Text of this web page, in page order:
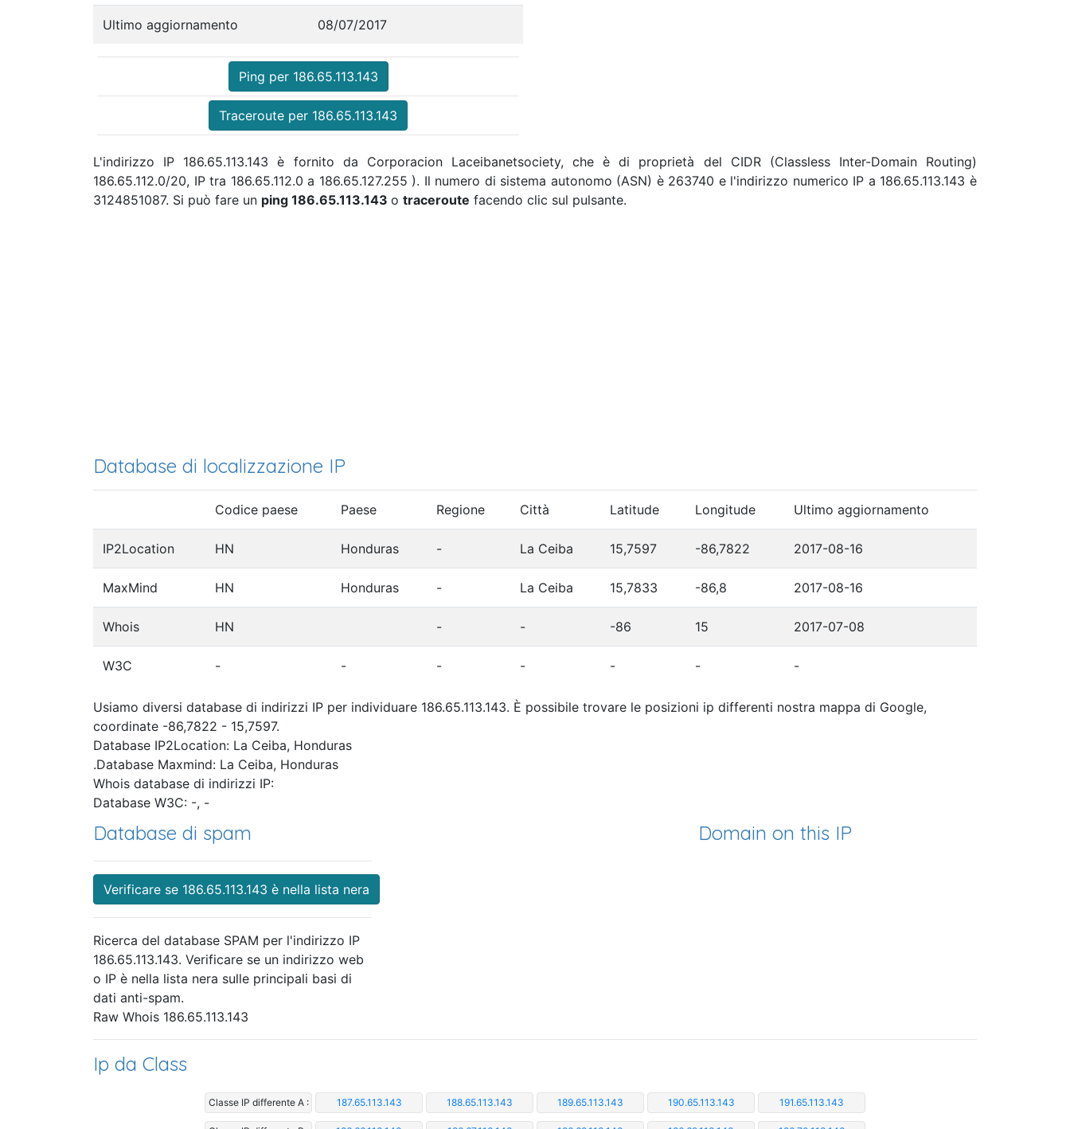
Ultimo aggiornamento 08/07/2017
Ping per 186.65.113.143
Traceroute per 186.65.113.143
L'indirizzo IP 186.65.113.143 è fornito da Corporacion Laceibanetsociety, che è di proprietà del CIDR (Classless Inter-Domain Routing)
186.65.112.0/20, IP tra 186.65.112.0 a 186.65.127.255 ). Il numero di sistema autonomo (ASN) è 263740 e l'indirizzo numerico IP a 186.65.113.143 è
3124851087. Si può fare un ping 186.65.113.143 o traceroute facendo clic sul pulsante.
Database di localizzazione IP
Codice paese Paese Regione Città Latitude Longitude Ultimo aggiornamento
IP2Location HN Honduras - La Ceiba 15,7597 -86,7822 2017-08-16
MaxMind HN Honduras - La Ceiba 15,7833 -86,8 2017-08-16
Whois HN - - -86 15 2017-07-08
W3C - - - - - - -
Usiamo diversi database di indirizzi IP per individuare 186.65.113.143. È possibile trovare le posizioni ip differenti nostra mappa di Google,
coordinate -86,7822 - 15,7597.
Database IP2Location: La Ceiba, Honduras
.Database Maxmind: La Ceiba, Honduras
Whois database di indirizzi IP:
Database W3C: -, -
Database di spam
Verificare se 186.65.113.143 è nella lista nera
Ricerca del database SPAM per l'indirizzo IP
186.65.113.143. Verificare se un indirizzo web
o IP è nella lista nera sulle principali basi di
dati anti-spam.
Domain on this IP
Raw Whois 186.65.113.143
Ip da Class
Classe IP differente A : 187.65.113.143 188.65.113.143 189.65.113.143 190.65.113.143 191.65.113.143